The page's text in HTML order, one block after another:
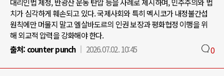
치가 심각하게 훼손되고 있다. 국제사회와 특히 멕시코가 내정불간섭
원칙에만 머물지 말고 엘살바도르의 인권 보장과 평화협정 이행을 위
해 외교적 압력을 강화해야 한다.
출처: counter punch 2026.07.02. 10:45 0